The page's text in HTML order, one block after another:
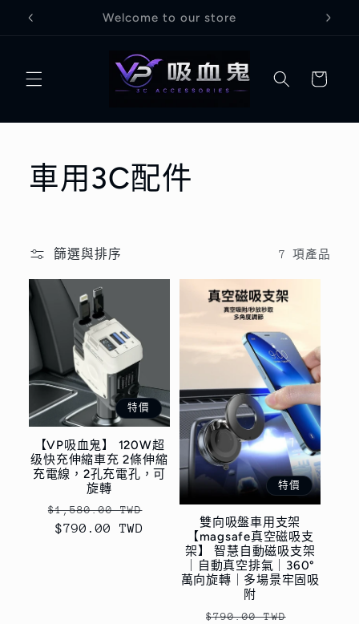
跳至內
容
Welcome to our store
物
商
系
列
:
車用3C配件
篩選與排序 7 項產品
特價
【VP吸血鬼】 120W超
级快充伸縮車充 2條伸縮
充電線，2孔充電孔，可
旋轉
定
價
$1,580.00 TWD
$790.00 TWD
特價
雙向吸盤車用支架
【magsafe真空磁吸支
架】 智慧自動磁吸支架
｜自動真空排氣｜360°
萬向旋轉｜多場景牢固吸
附
定
$790.00 TWD